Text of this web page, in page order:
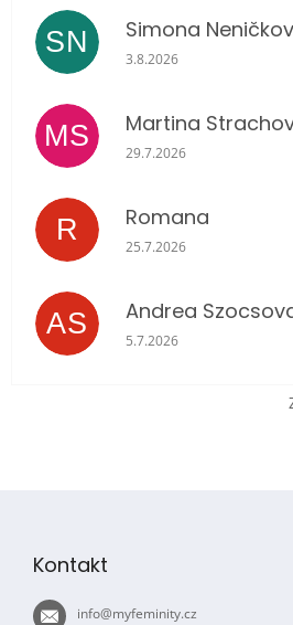
SN Simona
Hodnocení obchodu je
3.8.2026
MS Martina
Hodnocení obchodu je
29.7.2026
R Romana
Hodnocení obchodu je
25.7.2026
AS Andrea
Hodnocení obchodu je
5.7.2026
Kontakt
info@myfeminity.cz